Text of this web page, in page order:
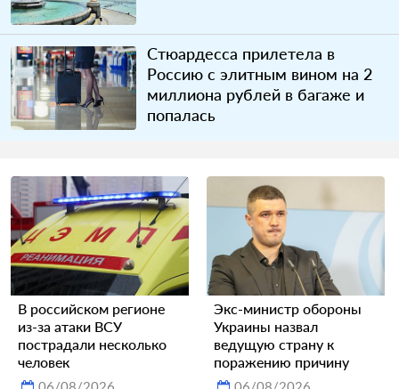
Стюардесса прилетела в
Россию с элитным вином на 2
миллиона рублей в багаже и
попалась
В российском регионе
из-за атаки ВСУ
пострадали несколько
человек
Экс-министр обороны
Украины назвал
ведущую страну к
поражению причину